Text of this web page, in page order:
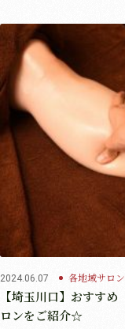
2024.06.07 各地域サロ
【埼玉川口】おすす
ロンをご紹介☆